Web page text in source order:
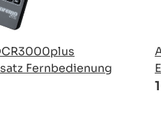
Fernbedienung